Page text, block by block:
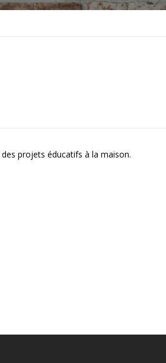
projets éducatifs à la maison.